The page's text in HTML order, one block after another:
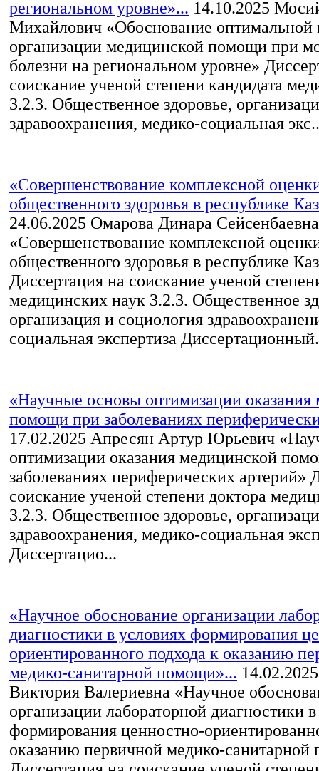
региональном уровне»... 14.10.2025
Михайлович «Обоснование оптимальной
организации медицинской помощи при
болезни на региональном уровне»
соискание ученой степени кандидата
3.2.3. Общественное здоровье,
здравоохранения, медико-социальная
«Совершенствование комплексной
общественного здоровья в республике
24.06.2025 Омарова Динара Сейсенбаевна
«Совершенствование комплексной
общественного здоровья в республике
Диссертация на соискание ученой
медицинских наук 3.2.3. Общественное
организация и социология
социальная экспертиза
«Научные основы оптимизации оказания
помощи при заболеваниях
17.02.2025 Апресян Артур Юрьевич
оптимизации оказания медицинской
заболеваниях периферических артерий»
соискание ученой степени доктора
3.2.3. Общественное здоровье,
здравоохранения, медико-социальная
Диссертацио...
«Научное обоснование организации
диагностики в условиях формирования
ориентированного подхода к оказанию
медико-санитарной помощи»... 14.02.2025
Виктория Валериевна «Научное
организации лабораторной диагностики
формирования ценностно-
оказанию первичной медико-